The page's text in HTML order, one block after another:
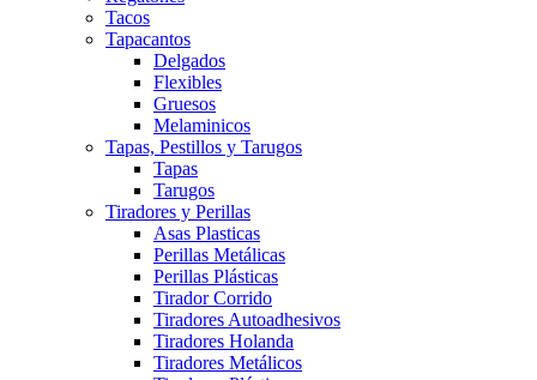
Tacos
Tapacantos
Delgados
Flexibles
Gruesos
Melaminicos
Tapas, Pestillos y Tarugos
Tapas
Tarugos
Tiradores y Perillas
Asas Plasticas
Perillas Metálicas
Perillas Plásticas
Tirador Corrido
Tiradores Autoadhesivos
Tiradores Holanda
Tiradores Metálicos